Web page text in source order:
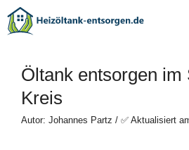
Zum
Inhalt
Öltank entsorgen im
Kreis
Autor: Johannes Partz / ✅ Aktualisiert